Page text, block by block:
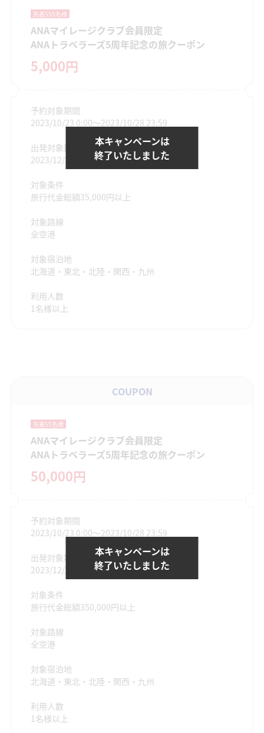
先着555名様
ANAマイレージクラブ会員限定
ANAトラベラーズ5周年記念の旅クーポン
5,000円
予約対象期間
2023/10/23 0:00〜2023/10/28 23:59
出発対象期間
2023/12/25〜2024/2/29
対象条件
旅行代金総額35,000円以上
対象路線
全空港
対象宿泊地
北海道・東北・北陸・関西・九州
利用人数
1名様以上
本キャンペーンは
終了いたしました
COUPON
先着55名様
ANAマイレージクラブ会員限定
ANAトラベラーズ5周年記念の旅クーポン
50,000円
予約対象期間
2023/10/23 0:00〜2023/10/28 23:59
出発対象期間
2023/12/25〜2024/2/29
対象条件
旅行代金総額350,000円以上
対象路線
全空港
対象宿泊地
北海道・東北・北陸・関西・九州
利用人数
1名様以上
本キャンペーンは
終了いたしました